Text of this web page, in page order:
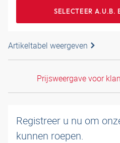
SELECTEER A.U.B.
Artikeltabel weergeven
Prijsweergave voor
Registreer u nu om
kunnen roepen.